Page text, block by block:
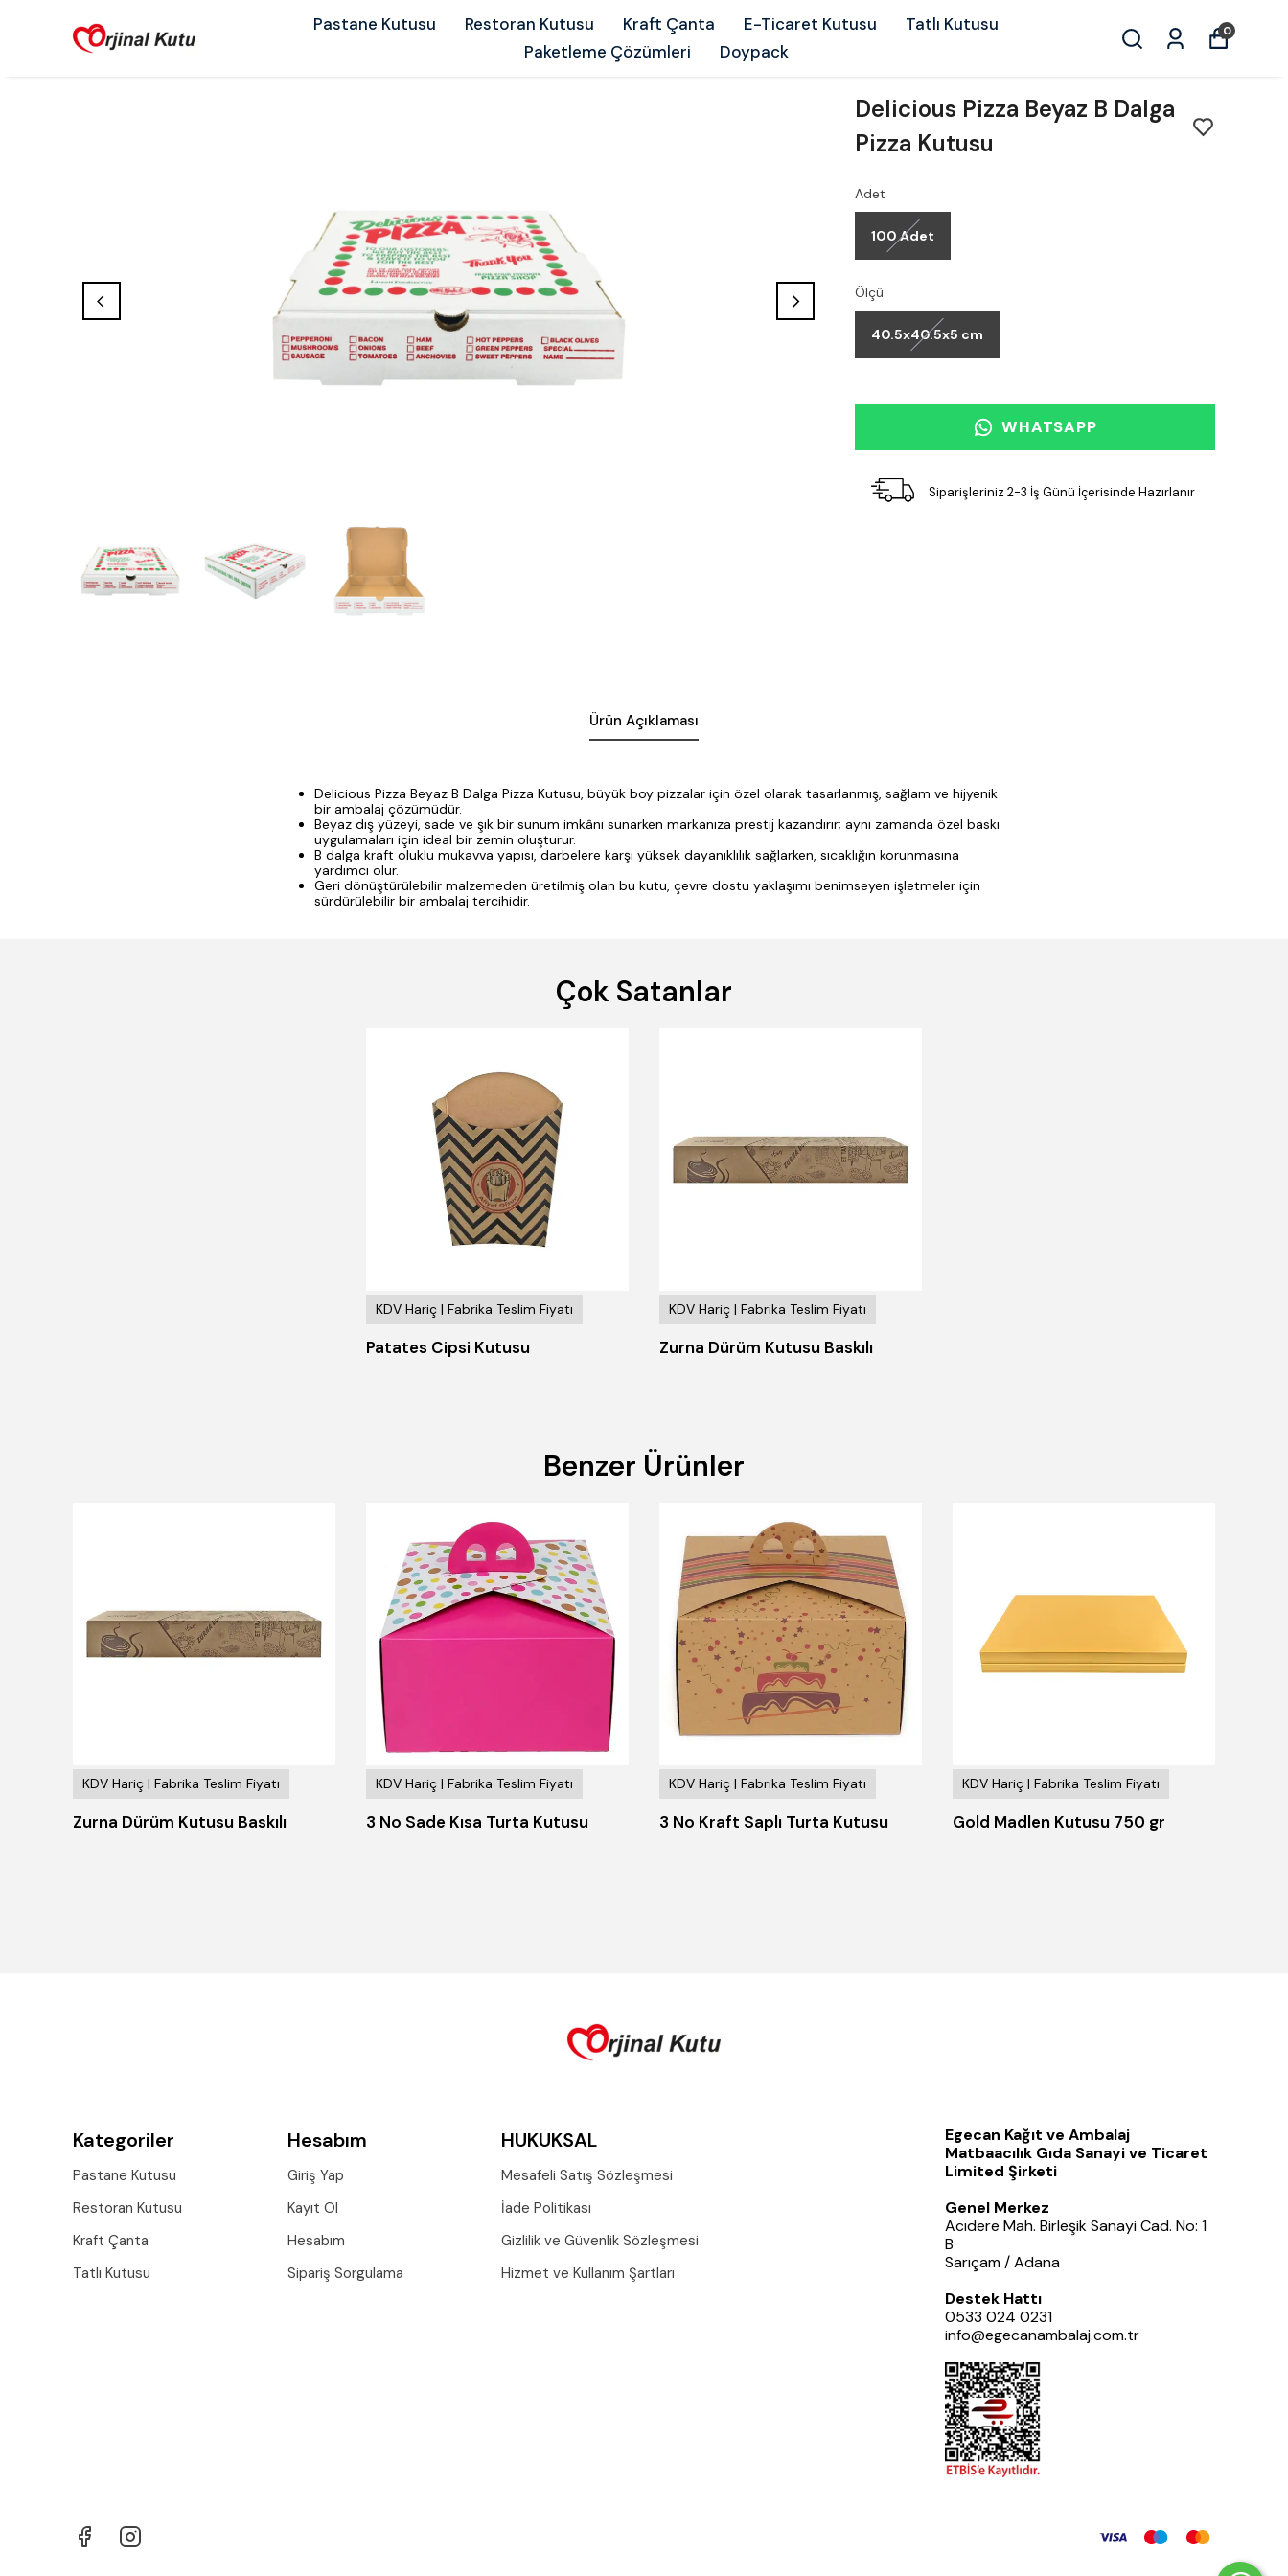
Pastane Kutusu Restoran Kutusu Kraft Çanta E-Ticaret Kutusu
Tatlı Kutusu
Paketleme Çözümleri
Doypack
0
Delicious Pizza Beyaz B Dalga
Pizza Kutusu
Adet
100 Adet
Ölçü
40.5x40.5x5 cm
WHATSAPP
Siparişleriniz 2-3 İş Günü İçerisinde Hazırlanır
Ürün Açıklaması
Delicious Pizza Beyaz B Dalga Pizza Kutusu, büyük boy pizzalar için özel olarak tasarlanmış, sağlam ve hijyenik
bir ambalaj çözümüdür.
Beyaz dış yüzeyi, sade ve şık bir sunum imkânı sunarken markanıza prestij kazandırır; aynı zamanda özel baskı
uygulamaları için ideal bir zemin oluşturur.
B dalga kraft oluklu mukavva yapısı, darbelere karşı yüksek dayanıklılık sağlarken, sıcaklığın korunmasına
yardımcı olur.
Geri dönüştürülebilir malzemeden üretilmiş olan bu kutu, çevre dostu yaklaşımı benimseyen işletmeler için
sürdürülebilir bir ambalaj tercihidir.
Çok Satanlar
KDV Hariç | Fabrika Teslim Fiyatı
Patates Cipsi Kutusu
KDV Hariç | Fabrika Teslim Fiyatı
Zurna Dürüm Kutusu Baskılı
Benzer Ürünler
KDV Hariç | Fabrika Teslim Fiyatı
Zurna Dürüm Kutusu Baskılı
KDV Hariç | Fabrika Teslim Fiyatı
3 No Sade Kısa Turta Kutusu
KDV Hariç | Fabrika Teslim Fiyatı
3 No Kraft Saplı Turta Kutusu
KDV Hariç | Fabrika Teslim Fiyatı
Gold Madlen Kutusu 750 gr
Kategoriler
Pastane Kutusu
Restoran Kutusu
Kraft Çanta
Tatlı Kutusu
Hesabım
Giriş Yap
Kayıt Ol
Hesabım
Sipariş Sorgulama
HUKUKSAL
Mesafeli Satış Sözleşmesi
İade Politikası
Gizlilik ve Güvenlik Sözleşmesi
Hizmet ve Kullanım Şartları
Egecan Kağıt ve Ambalaj
Matbaacılık Gıda Sanayi ve Ticaret
Limited Şirketi
Genel Merkez
Acıdere Mah. Birleşik Sanayi Cad. No: 1
B
Sarıçam / Adana
Destek Hattı
0533 024 0231
info@egecanambalaj.com.tr